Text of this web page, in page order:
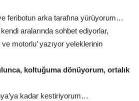
feribotun arka tarafına yürüyorum…
aralarında sohbet ediyorlar,
motorlu’ yazıyor yeleklerinin
koltuğuma dönüyorum, ortalık
kadar kestiriyorum…